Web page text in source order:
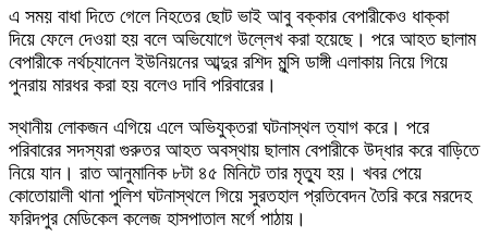
এ সময় বাধা দিতে গেলে নিহতের ছোট ভাই আবু বক্কার বেপারীকেও ধাক্কা
দিয়ে ফেলে দেওয়া হয় বলে অভিযোগে উল্লেখ করা হয়েছে। পরে আহত ছালাম
বেপারীকে নর্থচ্যানেল ইউনিয়নের আব্দুর রশিদ মুন্সি ডাঙ্গী এলাকায় নিয়ে গিয়ে
পুনরায় মারধর করা হয় বলেও দাবি পরিবারের।
স্থানীয় লোকজন এগিয়ে এলে অভিযুক্তরা ঘটনাস্থল ত্যাগ করে। পরে
পরিবারের সদস্যরা গুরুতর আহত অবস্থায় ছালাম বেপারীকে উদ্ধার করে বাড়িতে
নিয়ে যান। রাত আনুমানিক ৮টা ৪৫ মিনিটে তার মৃত্যু হয়। খবর পেয়ে
কোতোয়ালী থানা পুলিশ ঘটনাস্থলে গিয়ে সুরতহাল প্রতিবেদন তৈরি করে মরদেহ
ফরিদপুর মেডিকেল কলেজ হাসপাতাল মর্গে পাঠায়।